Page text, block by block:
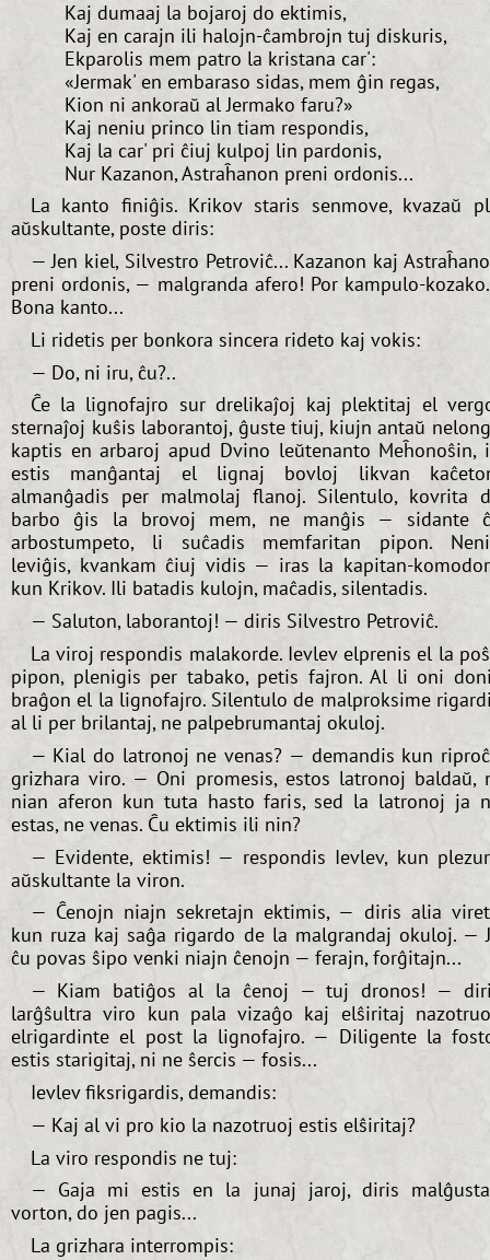
Kaj dumaaj la bojaroj do ektimis,
Kaj en carajn ili halojn-ĉambrojn tuj diskuris,
Ekparolis mem patro la kristana car':
«Jermak' en embaraso sidas, mem ĝin regas,
Kion ni ankoraŭ al Jermako faru?»
Kaj neniu princo lin tiam respondis,
Kaj la car' pri ĉiuj kulpoj lin pardonis,
Nur Kazanon, Astraĥanon preni ordonis...
La kanto finiĝis. Krikov staris senmove, kvazaŭ
aŭskultante, poste diris:
— Jen kiel, Silvestro Petroviĉ... Kazanon kaj
preni ordonis, — malgranda afero! Por kampulo-
Bona kanto...
Li ridetis per bonkora sincera rideto kaj vokis:
— Do, ni iru, ĉu?..
Ĉe la lignofajro sur drelikaĵoj kaj plektitaj el
sternaĵoj kuŝis laborantoj, ĝuste tiuj, kiujn antaŭ
kaptis en arbaroj apud Dvino leŭtenanto Meĥonoŝin,
estis manĝantaj el lignaj bovloj likvan
almanĝadis per malmolaj flanoj. Silentulo, kovrita
barbo ĝis la brovoj mem, ne manĝis — sidante
arbostumpeto, li suĉadis memfaritan pipon.
leviĝis, kvankam ĉiuj vidis — iras la kapitan-
kun Krikov. Ili batadis kulojn, maĉadis, silentadis.
— Saluton, laborantoj! — diris Silvestro Petroviĉ.
La viroj respondis malakorde. Ievlev elprenis el la
pipon, plenigis per tabako, petis fajron. Al li oni
braĝon el la lignofajro. Silentulo de malproksime
al li per brilantaj, ne palpebrumantaj okuloj.
— Kial do latronoj ne venas? — demandis kun
grizhara viro. — Oni promesis, estos latronoj baldaŭ,
nian aferon kun tuta hasto faris, sed la latronoj ja
estas, ne venas. Ĉu ektimis ili nin?
— Evidente, ektimis! — respondis Ievlev, kun
aŭskultante la viron.
— Ĉenojn niajn sekretajn ektimis, — diris alia
kun ruza kaj saĝa rigardo de la malgrandaj okuloj. —
ĉu povas ŝipo venki niajn ĉenojn — ferajn, forĝitajn...
— Kiam batiĝos al la ĉenoj — tuj dronos! —
larĝŝultra viro kun pala vizaĝo kaj elŝiritaj
elrigardinte el post la lignofajro. — Diligente la
estis starigitaj, ni ne ŝercis — fosis...
Ievlev fiksrigardis, demandis:
— Kaj al vi pro kio la nazotruoj estis elŝiritaj?
La viro respondis ne tuj:
— Gaja mi estis en la junaj jaroj, diris
vorton, do jen pagis...
La grizhara interrompis: